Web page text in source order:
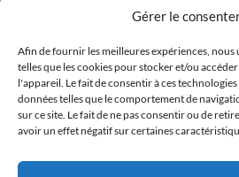
Gérer le
Afin de fournir les meilleures expériences, nous
telles que les cookies pour stocker et/ou
l'appareil. Le fait de consentir à ces
données telles que le comportement de
sur ce site. Le fait de ne pas consentir ou de
avoir un effet négatif sur certaines
Popular
Popular Free
LATEST